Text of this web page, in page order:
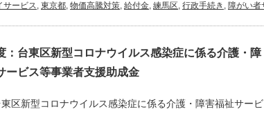
サービス, 東京都, 物価高騰対策, 給付金, 練馬区, 行政手続き , 障がい者
：台東区新型コロナウイルス感染症に係る介護・障
ービス等事業者支援助成金
区新型コロナウイルス感染症に係る介護・障害福祉サービ